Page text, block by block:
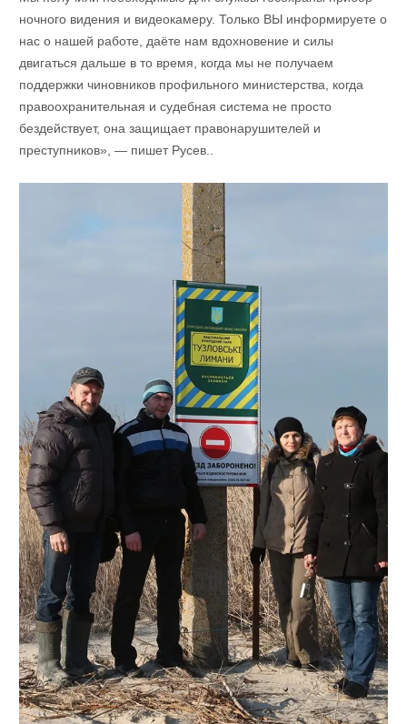
ночного видения и видеокамеру. Только ВЫ информируете о
нас о нашей работе, даёте нам вдохновение и силы
двигаться дальше в то время, когда мы не получаем
поддержки чиновников профильного министерства, когда
правоохранительная и судебная система не просто
бездействует, она защищает правонарушителей и
преступников», — пишет Русев..